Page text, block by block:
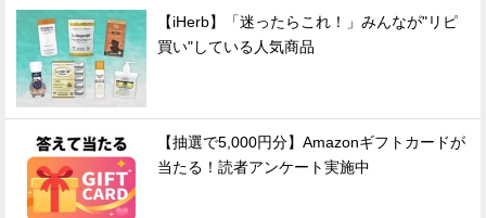
【iHerb】「迷ったらこれ！」みんなが"リピ
買い"している人気商品
【抽選で5,000円分】Amazonギフトカードが
当たる！読者アンケート実施中